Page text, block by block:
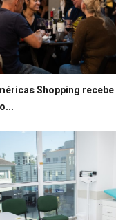
Shopping